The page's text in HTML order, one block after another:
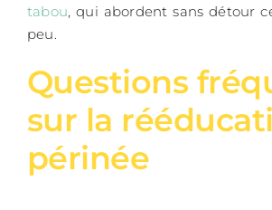
tabou, qui abordent sans détour
peu.
Questions
sur la
périnée